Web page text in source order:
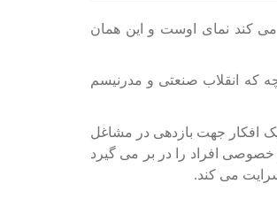
می کند نمای اوست و این همان
که انقلاب صنعتی و مدرنیسم
افکار جهت بازدهی در مشاغل
افراد را در بر می گیرد
می کند.